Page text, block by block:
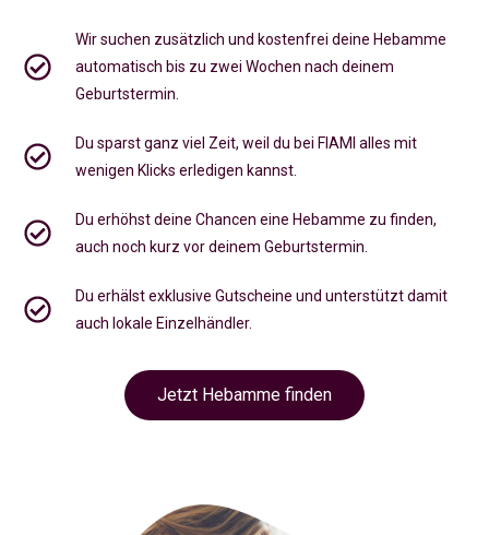
Wir suchen zusätzlich und kostenfrei deine Hebamme
automatisch bis zu zwei Wochen nach deinem
Geburtstermin.
Du sparst ganz viel Zeit, weil du bei FIAMI alles mit
wenigen Klicks erledigen kannst.
Du erhöhst deine Chancen eine Hebamme zu finden,
auch noch kurz vor deinem Geburtstermin
Du erhälst exklusive Gutscheine und unterstützt damit
auch lokale Einzelhändler.
Jetzt Hebamme finden